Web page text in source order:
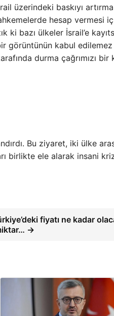
üzerindeki baskıyı
hesap vermesi
ki bazı ülkeler İsrail’e
görüntünün kabul edilemez
durma çağrımızı bir
Bu ziyaret, iki ülke
birlikte ele alarak insani
fiyatı ne kadar
→